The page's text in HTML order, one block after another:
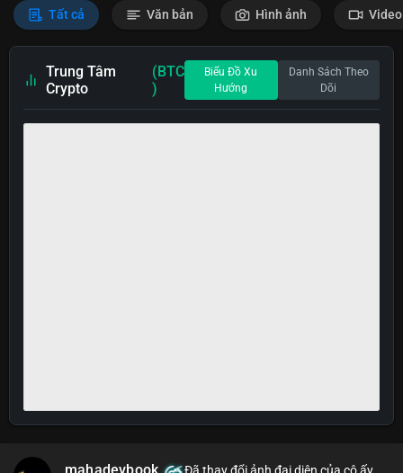
Tất cả Văn bản Hình ảnh Video
Trung Tâm
Crypto
(BTC
)
Biểu Đồ Xu
Hướng
Danh Sách Theo
Dõi